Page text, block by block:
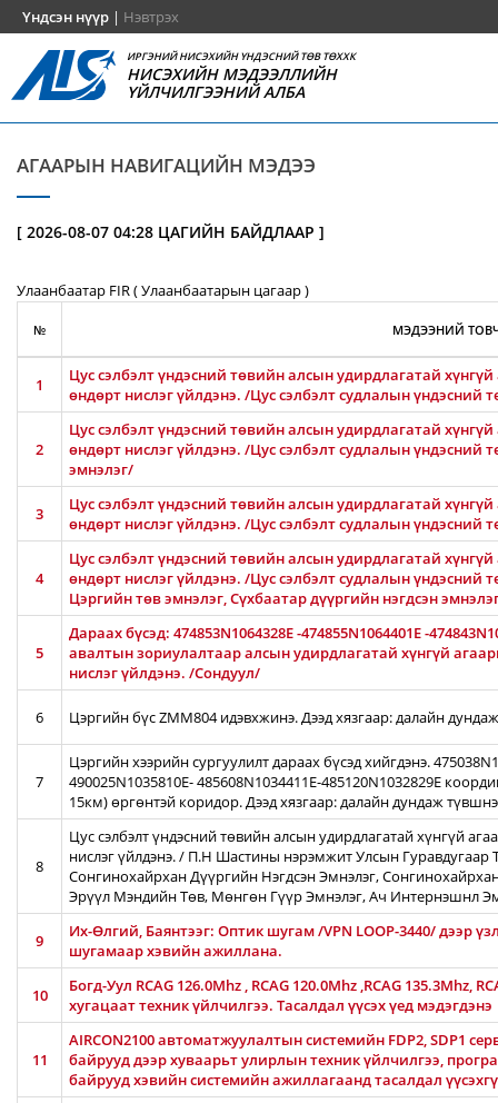
Үндсэн нүүр | Нэвтрэх
ИРГЭНИЙ НИСЭХИЙН ҮНДЭСНИЙ ТӨВ ТӨХХК
НИСЭХИЙН МЭДЭЭЛЛИЙН
ҮЙЛЧИЛГЭЭНИЙ АЛБА
АГААРЫН НАВИГАЦИЙН МЭДЭЭ
[ 2026-08-07 04:28 ЦАГИЙН БАЙДЛААР ]
Улаанбаатар FIR ( Улаанбаатарын цагаар )
№ МЭДЭЭНИЙ
1
Цус сэлбэлт үндэсний төвийн алсын удирдлагатай
өндөрт нислэг үйлдэнэ. /Цус сэлбэлт судлалын үндэсний
2
Цус сэлбэлт үндэсний төвийн алсын удирдлагатай
өндөрт нислэг үйлдэнэ. /Цус сэлбэлт судлалын
эмнэлэг/
3
Цус сэлбэлт үндэсний төвийн алсын удирдлагатай
өндөрт нислэг үйлдэнэ. /Цус сэлбэлт судлалын
4
Цус сэлбэлт үндэсний төвийн алсын удирдлагатай
өндөрт нислэг үйлдэнэ. /Цус сэлбэлт судлалын үндэсний
Цэргийн төв эмнэлэг, Сүхбаатар дүүргийн нэгдсэн
5
Дараах бүсэд: 474853N1064328E -474855N1064401E -
авалтын зориулалтаар алсын удирдлагатай хүнгүй
нислэг үйлдэнэ. /Сондуул/
6 Цэргийн бүс ZMM804 идэвхжинэ. Дээд хязгаар: далайн
7
Цэргийн хээрийн сургуулилт дараах бүсэд хийгдэнэ.
490025N1035810E- 485608N1034411E-485120N1032829E
15км) өргөнтэй коридор. Дээд хязгаар: далайн дундаж
8
Цус сэлбэлт үндэсний төвийн алсын удирдлагатай хүнгүй
нислэг үйлдэнэ. / П.Н Шастины нэрэмжит Улсын Гуравдугаар
Сонгинохайрхан Дүүргийн Нэгдсэн Эмнэлэг,
Эрүүл Мэндийн Төв, Мөнгөн Гүүр Эмнэлэг, Ач Интернэшнл
9
Их-Өлгий, Баянтээг: Оптик шугам /VPN LOOP-3440/ дээр
шугамаар хэвийн ажиллана.
10
Богд-Уул RCAG 126.0Mhz , RCAG 120.0Mhz ,RCAG 135.3Mhz,
хугацаат техник үйлчилгээ. Тасалдал үүсэх үед мэдэгдэнэ
11
AIRCON2100 автоматжуулалтын системийн FDP2, SDP1
байрууд дээр хуваарьт улирлын техник үйлчилгээ,
байрууд хэвийн системийн ажиллагаанд тасалдал